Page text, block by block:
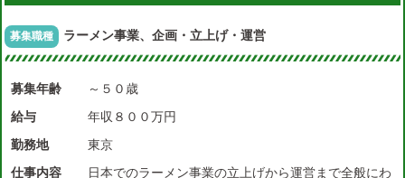
募集職種 ラーメン事業、企画・立上げ・運営
募集年齢
～５０歳
給与
年収８００万円
勤務地
東京
仕事内容
日本でのラーメン事業の立上げから運営まで全般にわ